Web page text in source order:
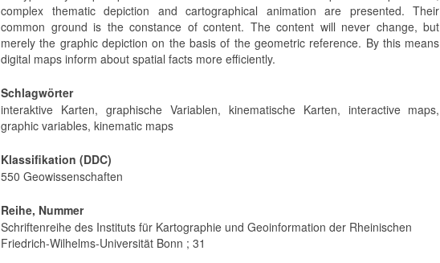
complex thematic depiction and cartographical animation are presented. Their
common ground is the constance of content. The content will never change, but
merely the graphic depiction on the basis of the geometric reference. By this means
digital maps inform about spatial facts more efficiently.
Schlagwörter
interaktive Karten, graphische Variablen, kinematische Karten, interactive maps,
graphic variables, kinematic maps
Klassifikation (DDC)
550 Geowissenschaften
Reihe, Nummer
Schriftenreihe des Instituts für Kartographie und Geoinformation der Rheinischen
Friedrich-Wilhelms-Universität Bonn ; 31